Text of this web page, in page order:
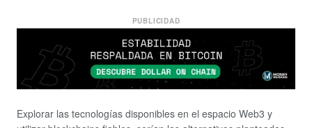
PUBLICIDAD
Explorar las tecnologías disponibles en el espacio Web3 y